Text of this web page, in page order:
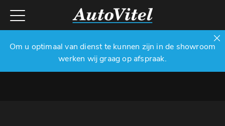
Om u optimaal van dienst te kunnen zijn in de showroom
werken wij graag op afspraak.